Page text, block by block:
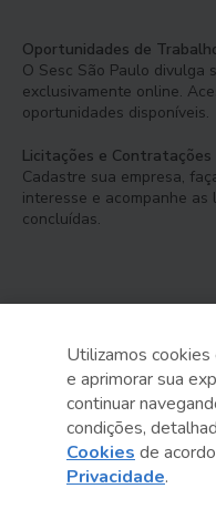
Oportunidades de
O Sesc São Paulo divulga
exclusivamente online.
oportunidades disponíveis.
Licitações e Contratações
Cadastre sua empresa,
interesse e acompanhe
concluídas.
Serviço Social do Comércio
Administração Regional
Sesc São Paulo por aí:
Utilizamos cookies
e aprimorar sua
continuar
condições,
Cookies de
Privacidade.